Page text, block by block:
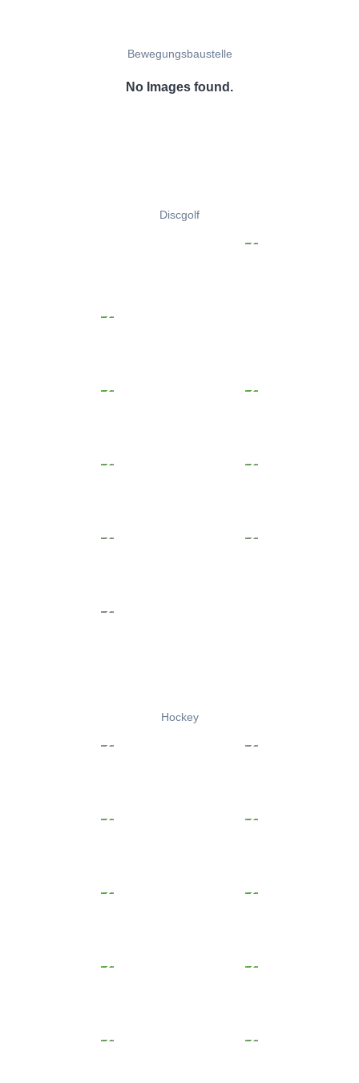
Bewegungsbaustelle
No Images found.
Discgolf
Hockey